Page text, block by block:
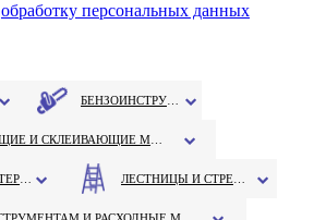
обработку персональных данных